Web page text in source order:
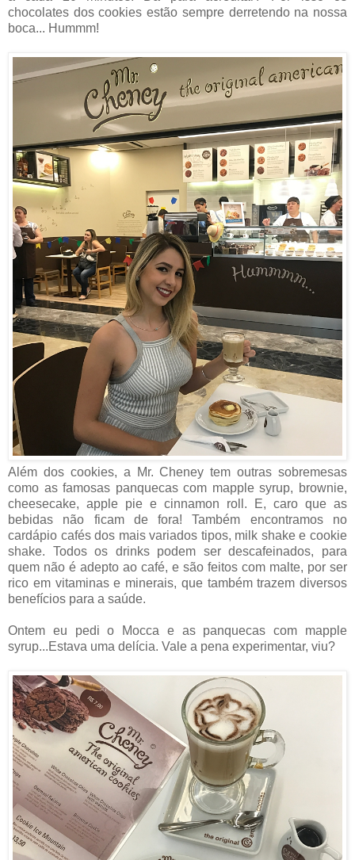
chocolates dos cookies estão sempre derretendo na nossa
boca... Hummm!
Além dos cookies, a Mr. Cheney tem outras sobremesas
como as famosas panquecas com mapple syrup, brownie,
cheesecake, apple pie e cinnamon roll. E, caro que as
bebidas não ficam de fora! Também encontramos no
cardápio cafés dos mais variados tipos, milk shake e cookie
shake. Todos os drinks podem ser descafeinados, para
quem não é adepto ao café, e são feitos com malte, por ser
rico em vitaminas e minerais, que também trazem diversos
benefícios para a saúde.
Ontem eu pedi o Mocca e as panquecas com mapple
syrup...Estava uma delícia. Vale a pena experimentar, viu?